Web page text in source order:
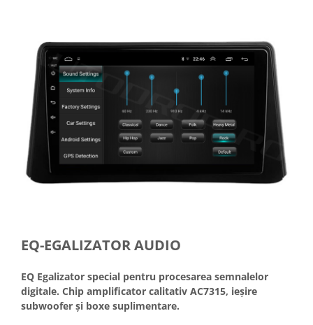
EQ-EGALIZATOR AUDIO
EQ Egalizator special pentru procesarea semnalelor
digitale. Chip amplificator calitativ AC7315, ieșire
subwoofer și boxe suplimentare.